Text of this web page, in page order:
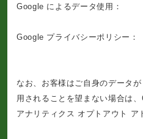
Google によるデータ使用：
Google プライバシーポリシー：
なお、お客様はご自身のデータ
用されることを望まない場合は
アナリティクス オプトアウト ア